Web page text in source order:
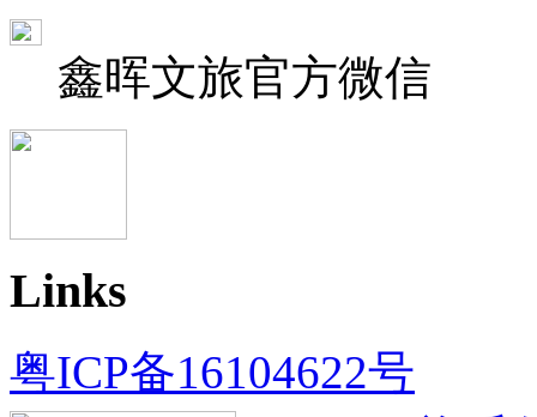
鑫晖文旅官方微信
Links
粤ICP备16104622号